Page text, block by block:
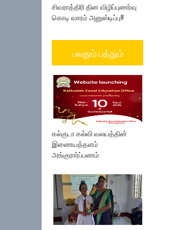
சிவராத்திரி தின விழிப்புணர்வு
கொடி வாரம் அனுஸ்டிப்பு!!
பலதும் பத்தும்
கல்குடா கல்வி வலயத்தின்
இணையத்தளம்
அங்குரார்ப்பணம்